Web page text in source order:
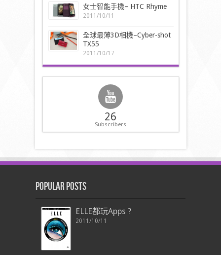
女士智能手機– HTC Rhyme
2011/10/11
全球最薄3D相機–Cyber-shot
TX55
2011/10/17
26
Subscribers
Popular Posts
ELLE都玩Apps ?
2011/10/11